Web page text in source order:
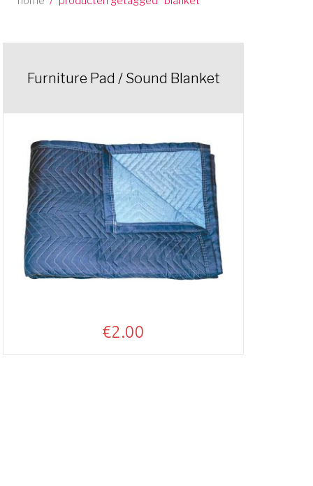
Furniture Pad / Sound Blanket
€2.00